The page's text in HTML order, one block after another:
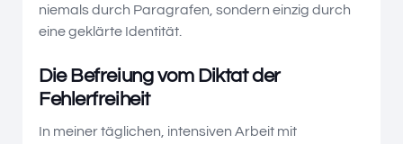
niemals durch Paragrafen, sondern einzig durch
eine geklärte Identität.
Die Befreiung vom Diktat der
Fehlerfreiheit
In meiner täglichen, intensiven Arbeit mit